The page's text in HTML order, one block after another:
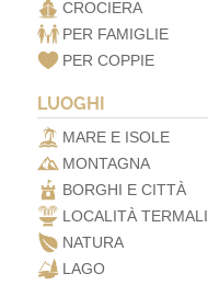
CROCIERA
PER FAMIGLIE
PER COPPIE
LUOGHI
MARE E ISOLE
MONTAGNA
BORGHI E CITTÀ
LOCALITÀ TERMALI
NATURA
LAGO